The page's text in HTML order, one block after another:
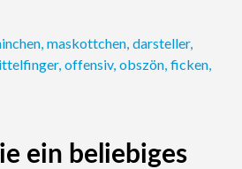
maskottchen darsteller,
, offensiv, obszön ficken
ein beliebiges